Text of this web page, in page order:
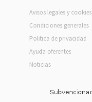
Avisos legales y cookies
Condiciones generales
Politica de privacidad
Ayuda oferentes
Noticias